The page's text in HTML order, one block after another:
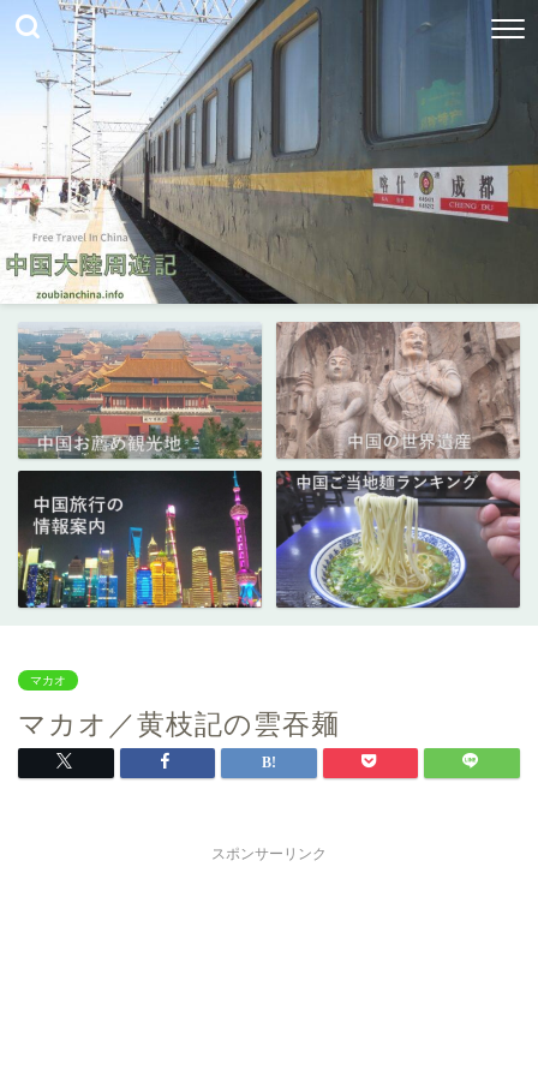
マカオ
マカオ／黄枝記の雲吞麺
スポンサーリンク